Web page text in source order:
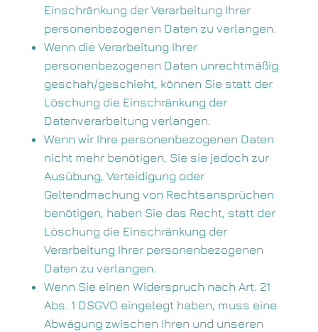
Einschränkung der Verarbeitung Ihrer
personenbezogenen Daten zu verlangen.
Wenn die Verarbeitung Ihrer
personenbezogenen Daten unrechtmäßig
geschah/geschieht, können Sie statt der
Löschung die Einschränkung der
Datenverarbeitung verlangen.
Wenn wir Ihre personenbezogenen Daten
nicht mehr benötigen, Sie sie jedoch zur
Ausübung, Verteidigung oder
Geltendmachung von Rechtsansprüchen
benötigen, haben Sie das Recht, statt der
Löschung die Einschränkung der
Verarbeitung Ihrer personenbezogenen
Daten zu verlangen.
Wenn Sie einen Widerspruch nach Art. 21
Abs. 1 DSGVO eingelegt haben, muss eine
Abwägung zwischen Ihren und unseren